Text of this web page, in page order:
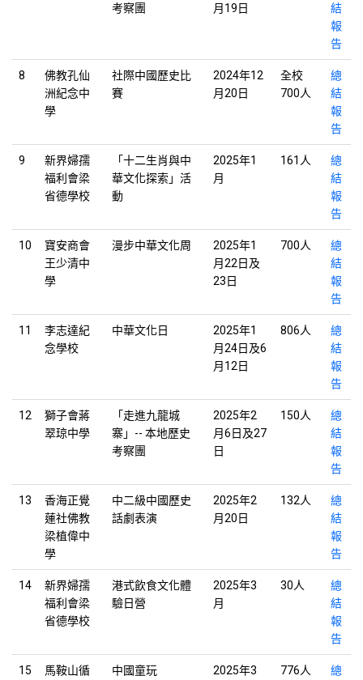
考察團
月19日
結
報
告
8
佛教孔仙
洲紀念中
學
社際中國歷史比
賽
2024年12
月20日
全校
700人
總
結
報
告
9
新界婦孺
福利會梁
省德學校
「十二生肖與中
華文化探索」活
動
2025年1
月
161人
總
結
報
告
10
寶安商會
王少清中
學
漫步中華文化周
2025年1
月22日及
23日
700人
總
結
報
告
11
李志達紀
念學校
中華文化日
2025年1
月24日及6
月12日
806人
總
結
報
告
12
獅子會蔣
翠琼中學
「走進九龍城
寨」-- 本地歷史
考察團
2025年2
月6日及27
日
150人
總
結
報
告
13
香海正覺
蓮社佛教
梁植偉中
學
中二級中國歷史
話劇表演
2025年2
月20日
132人
總
結
報
告
14
新界婦孺
福利會梁
省德學校
港式飲食文化體
驗日營
2025年3
月
30人
總
結
報
告
15
馬鞍山循
中國童玩
2025年3
776人
總